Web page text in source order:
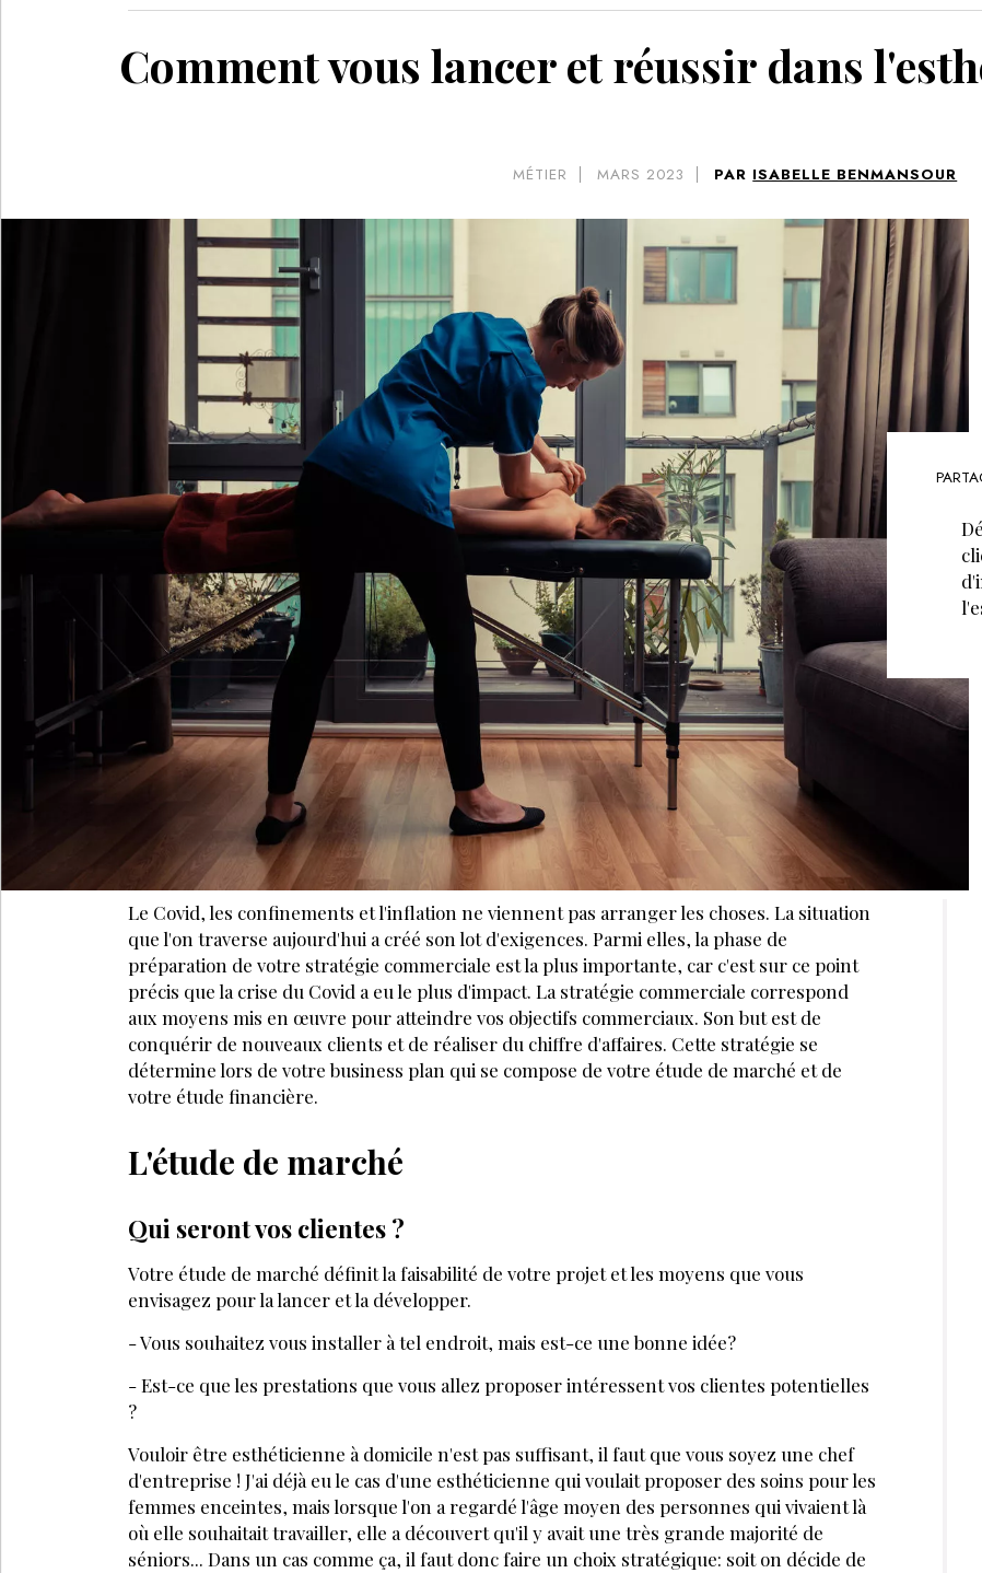
Comment vous lancer et réussir dans
MÉTIER MARS 2023 PAR ISABELLE BENMANSOUR
Le Covid, les confine­ments et l'inflation ne viennent pas arranger les choses. La situation
que l'on traverse aujourd'hui a créé son lot d'exigences. Parmi elles, la phase de
préparation de votre stratégie commerciale est la plus importante, car c'est sur ce point
précis que la crise du Covid a eu le plus d'impact. La stratégie commerciale correspond
aux moyens mis en œuvre pour atteindre vos objectifs commerciaux. Son but est de
conquérir de nouveaux clients et de réaliser du chiffre d'affaires. Cette stratégie se
détermine lors de votre business plan qui se compose de votre étude de marché et de
votre étude financière.
L'étude de marché
Qui seront vos clientes ?
Votre étude de marché définit la faisabilité de votre projet et les moyens que vous
envisagez pour la lancer et la développer.
- Vous souhaitez vous installer à tel endroit, mais est-ce une bonne idée?
- Est-ce que les prestations que vous allez proposer inté­ressent vos clientes potentielles
?
Vouloir être esthéticienne à domicile n'est pas suffisant, il faut que vous soyez une chef
d'entreprise ! J'ai déjà eu le cas d'une esthéticienne qui voulait proposer des soins pour les
femmes enceintes, mais lorsque l'on a regardé l'âge moyen des personnes qui vivaient là
où elle souhaitait travailler, elle a découvert qu'il y avait une très grande majorité de
séniors... Dans un cas comme ça, il faut donc faire un choix stratégique: soit on décide de